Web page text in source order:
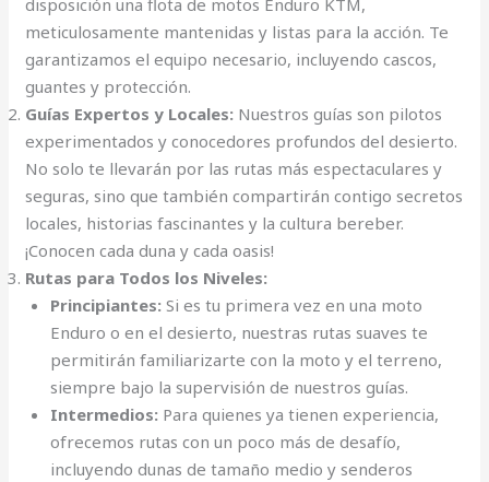
meticulosamente mantenidas y listas para la acción. Te
garantizamos el equipo necesario, incluyendo cascos,
guantes y protección.
Guías Expertos y Locales: Nuestros guías son pilotos
experimentados y conocedores profundos del desierto.
No solo te llevarán por las rutas más espectaculares y
seguras, sino que también compartirán contigo secretos
locales, historias fascinantes y la cultura bereber.
¡Conocen cada duna y cada oasis!
Rutas para Todos los Niveles:
Principiantes:Si es tu primera vez en una moto
Enduro o en el desierto, nuestras rutas suaves te
permitirán familiarizarte con la moto y el terreno,
siempre bajo la supervisión de nuestros guías.
Intermedios:Para quienes ya tienen experiencia,
ofrecemos rutas con un poco más de desafío,
incluyendo dunas de tamaño medio y senderos